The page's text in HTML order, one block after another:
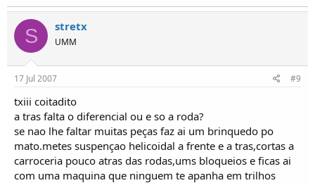
S stretx
UMM
17 Jul 2007 #9
txiii coitadito
a tras falta o diferencial ou e so a roda?
se nao lhe faltar muitas peças faz ai um brinquedo po
mato.metes suspençao helicoidal a frente e a tras,cortas a
carroceria pouco atras das rodas,ums bloqueios e ficas ai
com uma maquina que ninguem te apanha em trilhos